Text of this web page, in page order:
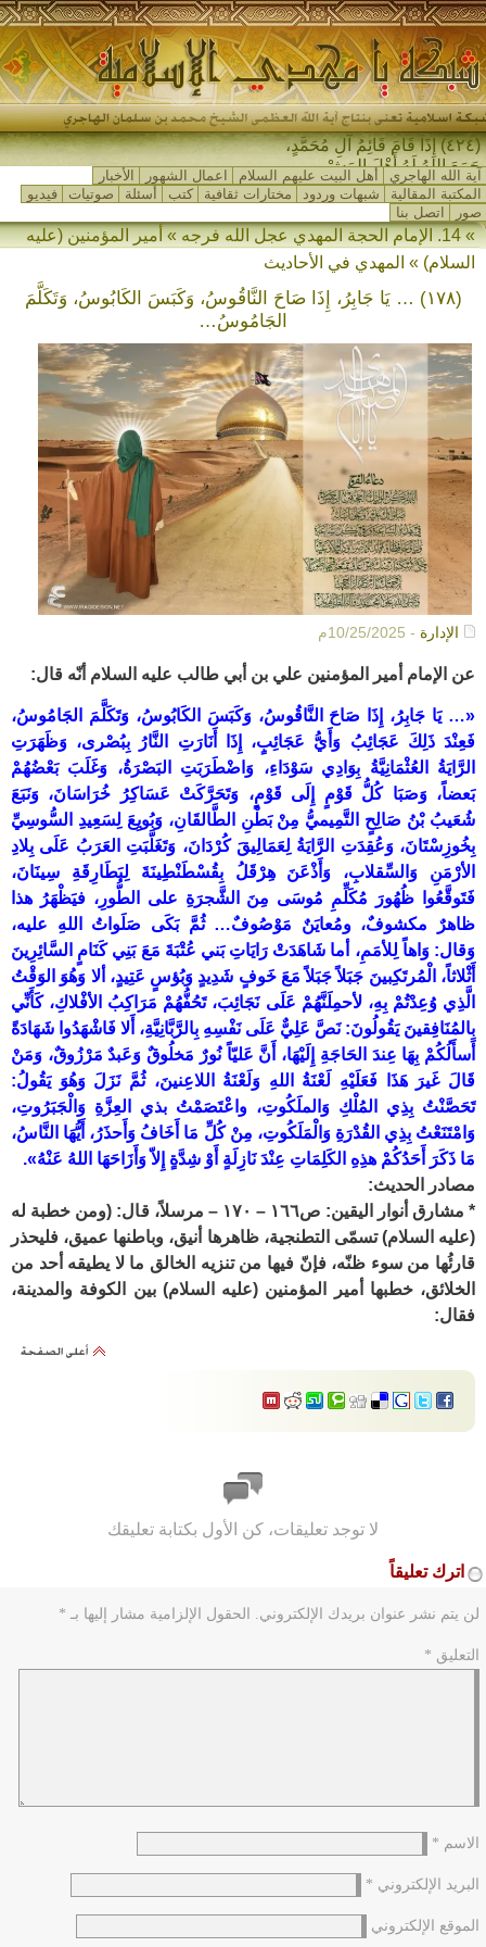
(٤٢٤) إِذَا قَامَ قَائِمُ آلِ مُحَمَّدٍ،
جَمَعَ اللهُ لَهُ أَهْلَ المَشْرِقِ _
آية الله الهاجري أهل البيت عليهم السلام اعمال الشهور
الأخبار
المكتبة المقالية
شبهات وردود مختارات ثقافية كتب أسئلة صوتيات
فيديو
صور
اتصل بنا
» 14. الإمام الحجة المهدي عجل الله فرجه » أمير المؤمنين (عليه
السلام) » المهدي في الأحاديث
(١٧٨) … يَا جَابِرُ، إِذَا صَاحَ النَّاقُوسُ، وَكَبَسَ الكَابُوسُ، وَتَكَلَّمَ
الجَامُوسُ…
الإدارة - 10/25/2025م
عن الإمام أمير المؤمنين علي بن أبي طالب عليه السلام أنّه قال:
«… يَا جَابِرُ، إِذَا صَاحَ النَّاقُوسُ، وَكَبَسَ الكَابُوسُ، وَتَكَلَّمَ الجَامُوسُ،
فَعِنْدَ ذَلِكَ عَجَائِبُ وَأَيُّ عَجَائِبٍ، إِذَا أَنَارَتِ النَّارُ بِبُصْرى، وَظَهَرَتِ
الرَّايَةُ العُثْمَانِيَّةُ بِوَادِي سَوْدَاءِ، وَاضْطَرَبَتِ البَصْرَةُ، وَغَلَبَ بَعْضُهُمْ
بَعضاً، وَصَبَا كُلُّ قَوْمٍ إِلَى قَوْمٍ، وَتَحَرَّكَتْ عَسَاكِرُ خُرَاسَانَ، وَنَبَعَ
شُعَيبُ بْنُ صَالِحٍ التَّمِيميُّ مِنْ بَطْنِ الطَّالقَانِ، وَبُويِعَ لِسَعِيدِ السُّوسِيِّ
بِخُوزِسْتَانَ، وَعُقِدَتِ الرَّايَةُ لِعَمَالِيقَ كُرْدَانَ، وَتَغَلَّبَتِ العَرَبُ عَلَى بِلادِ
الأرْمَنِ وَالسِّقلابِ، وَأَذْعَنَ هِرْقَلُ بِقُسْطَنْطِينَةَ لِبَطَارِقَةِ سِينَانَ،
فَتَوقَّعُوا ظُهُورَ مُكَلِّمِ مُوسَى مِنَ الشَّجرَةِ على الطُّورِ، فيَظْهَرُ هذا
ظاهرٌ مكشوفٌ، ومُعايَنٌ مَوْصُوفٌ… ثُمَّ بَكَى صَلَواتُ اللهِ عليه،
وَقال: وَاهاً لِلأمَمِ، أما شَاهَدَتْ رَايَاتِ بَني عُتْبَةَ مَعَ بَنِي كَنَامٍ السَّائِرِينَ
أَثْلاثاً، الْمُرتَكِبينَ جَبَلاً جَبَلاً مَعَ خَوفٍ شَدِيدٍ وَبُؤسٍ عَتِيدٍ، ألا وَهُوَ الوَقْتُ
الَّذِي وُعِدْتُمْ بِهِ، لأحمِلَنَّهُمْ عَلَى نَجَائِبَ، تَحُفُّهُمْ مَرَاكِبُ الأفْلاكِ، كَأَنِّي
بِالمُنَافِقينَ يَقُولُونَ: نَصَّ عَلِيٌّ عَلَى نَفْسِهِ بِالرَّبَّانِيَّةِ، أَلا فَاشْهَدُوا شَهَادَةً
أَسأَلُكُمْ بِهَا عِندَ الحَاجَةِ إِلَيْهَا، أَنَّ عَليّاً نُورٌ مَخلُوقٌ وَعَبدٌ مَرْزُوقٌ، وَمَنْ
قَالَ غَيرَ هَذَا فَعَلَيْهِ لَعْنَةُ اللهِ وَلَعْنَةُ اللاعِنينَ، ثُمَّ نَزَلَ وَهُوَ يَقُولُ:
تَحَصَّنْتُ بِذِي المُلْكِ وَالملَكُوتِ، واعْتَصَمْتُ بذي العِزَّةِ وَالْجَبَرُوتِ،
وَامْتَنَعْتُ بِذِي القُدْرَةِ وَالْمَلَكُوتِ، مِنْ كُلِّ مَا أَخَافُ وَأَحذَرُ، أَيُّهَا النَّاسُ،
مَا ذَكَرَ أَحَدُكُمْ هذِهِ الكَلِمَاتِ عِنْدَ نَازِلَةٍ أَوْ شِدَّةٍ إِلاّ وَأَزَاحَهَا اللهُ عَنْهُ».
مصادر الحديث:
* مشارق أنوار اليقين: ص١٦٦ – ١٧٠ – مرسلاً، قال: (ومن خطبة له
(عليه السلام) تسمّى التطنجية، ظاهرها أنيق، وباطنها عميق، فليحذر
قارئُها من سوء ظنّه، فإنّ فيها من تنزيه الخالق ما لا يطيقه أحد من
الخلائق، خطبها أمير المؤمنين (عليه السلام) بين الكوفة والمدينة،
فقال:
لا توجد تعليقات، كن الأول بكتابة تعليقك
اترك تعليقاً
لن يتم نشر عنوان بريدك الإلكتروني. الحقول الإلزامية مشار إليها بـ *
التعليق *
الاسم *
البريد الإلكتروني *
الموقع الإلكتروني